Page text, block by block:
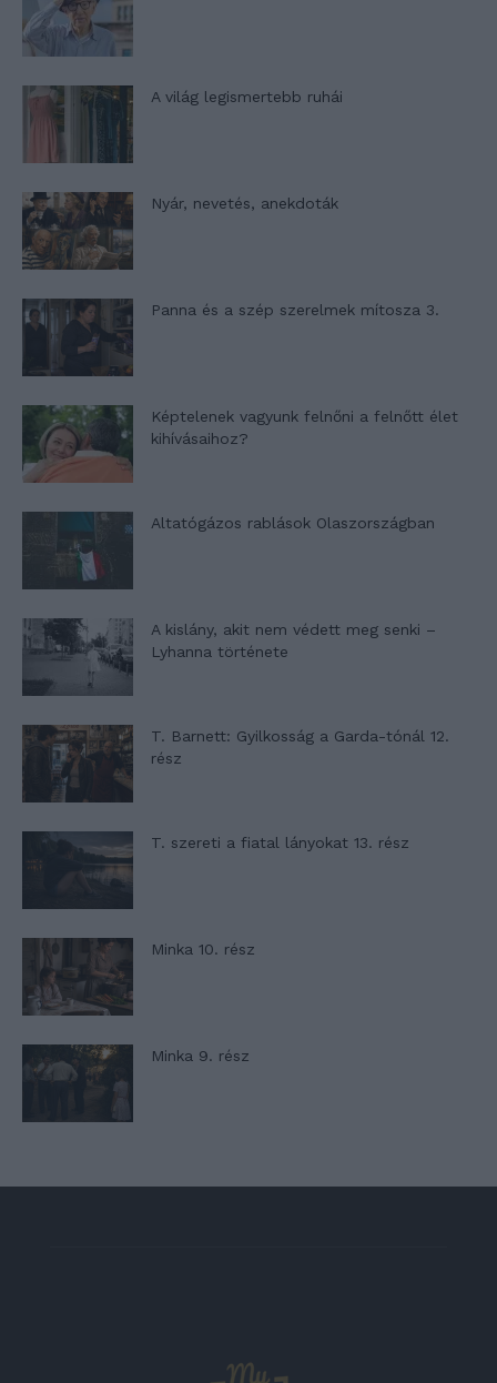
A világ legismertebb ruhái
Nyár, nevetés, anekdoták
Panna és a szép szerelmek mítosza 3.
Képtelenek vagyunk felnőni a felnőtt élet
kihívásaihoz?
Altatógázos rablások Olaszországban
A kislány, akit nem védett meg senki –
Lyhanna története
T. Barnett: Gyilkosság a Garda-tónál 12.
rész
T. szereti a fiatal lányokat 13. rész
Minka 10. rész
Minka 9. rész